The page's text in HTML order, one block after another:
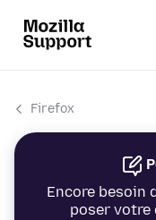
Firefox
Encore besoin
poser votre